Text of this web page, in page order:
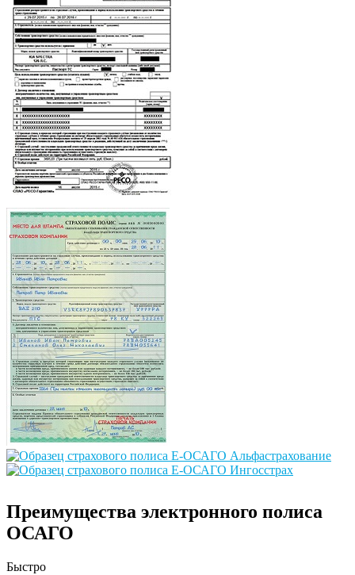
Преимущества электронного полиса
ОСАГО
Быстро